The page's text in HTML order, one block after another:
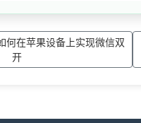
何在苹果设备上实现微信双
开